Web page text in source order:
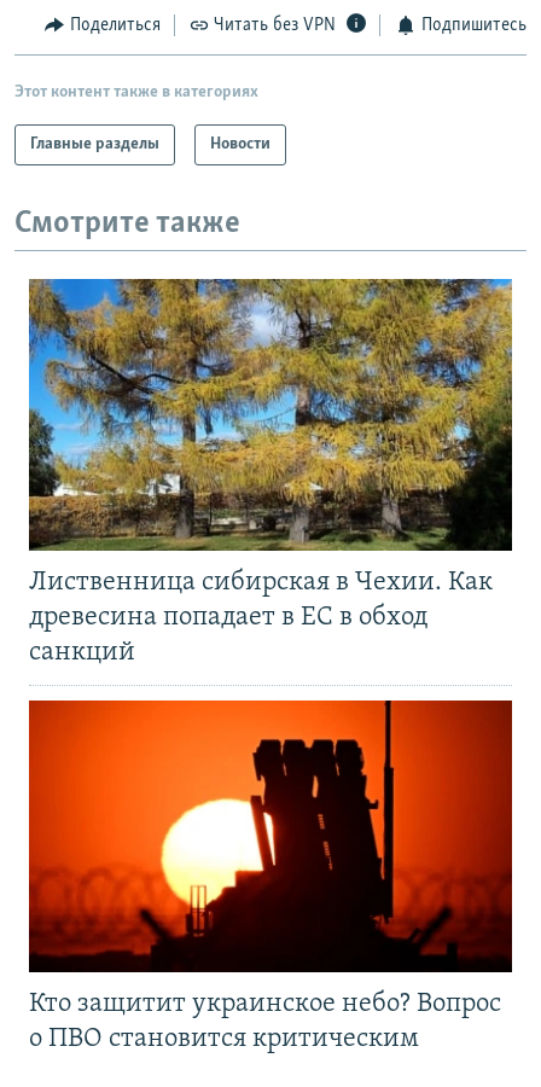
Поделиться Читать без VPN Подпишитесь
Этот контент также в категориях
Главные разделы Новости
Смотрите также
Лиственница сибирская в Чехии. Как
древесина попадает в ЕС в обход
санкций
Кто защитит украинское небо? Вопрос
о ПВО становится критическим